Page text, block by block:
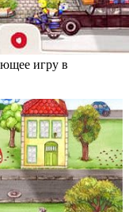
игру в